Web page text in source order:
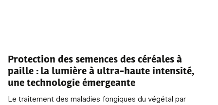
Protection des semences des céréales à
paille : la lumière à ultra-haute intensité,
une technologie émergeante
Le traitement des maladies fongiques du végétal par